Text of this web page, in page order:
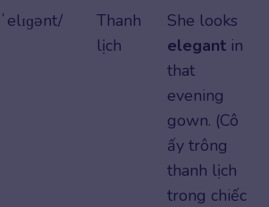
Thanh
lịch
She looks
elegant in
that
evening
gown. (Cô
ấy trông
thanh lịch
trong chiếc